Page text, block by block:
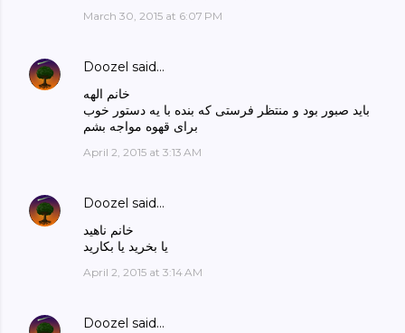
March 30, 2015 at 6:07 PM
Doozel said…
خانم الهه
باید صبور بود و منتظر فرستی که بنده با یه دستور خوب
برای قهوه مواجه بشم
April 2, 2015 at 3:13 AM
Doozel said…
خانم ناهید
یا بخرید یا بکارید
April 2, 2015 at 3:14 AM
Doozel said…